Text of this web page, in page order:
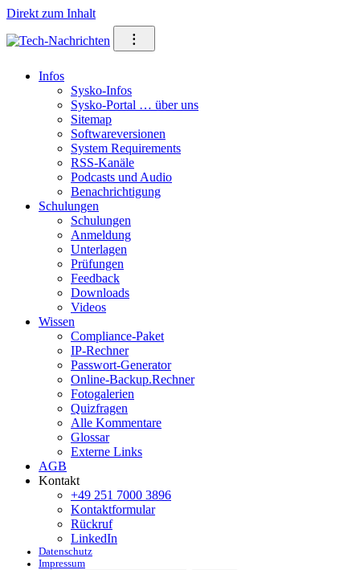
Direkt zum Inhalt
⁝
Infos
Sysko-Infos
Sysko-Portal … über uns
Sitemap
Softwareversionen
System Requirements
RSS-Kanäle
Podcasts und Audio
Benachrichtigung
Schulungen
Schulungen
Anmeldung
Unterlagen
Prüfungen
Feedback
Downloads
Videos
Wissen
Compliance-Paket
IP-Rechner
Passwort-Generator
Online-Backup.Rechner
Fotogalerien
Quizfragen
Alle Kommentare
Glossar
Externe Links
AGB
Kontakt
+49 251 7000 3896
Kontaktformular
Rückruf
LinkedIn
Datenschutz
Impressum